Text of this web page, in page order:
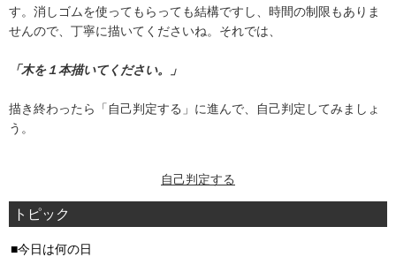
す。消しゴムを使ってもらっても結構ですし、時間の制限もありま
せんので、丁寧に描いてくださいね。それでは、
「木を１本描いてください。」
描き終わったら「自己判定する」に進んで、自己判定してみましょ
う。
自己判定する
トピック
今日は何の日